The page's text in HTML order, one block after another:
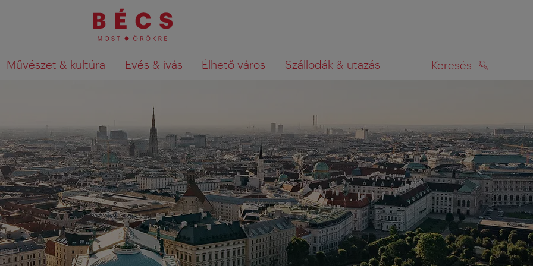
Művészet & kultúra Evés & ivás Élhető város Szállodák & utazás Keresés